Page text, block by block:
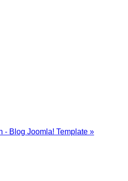
- Blog Joomla! Template »